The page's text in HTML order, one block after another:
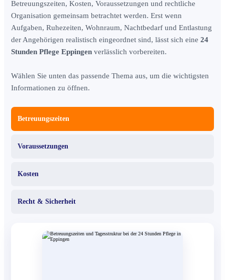
Betreuungszeiten, Kosten, Voraussetzungen und rechtliche
Organisation gemeinsam betrachtet werden. Erst wenn
Aufgaben, Ruhezeiten, Wohnraum, Nachtbedarf und Entlastung
der Angehörigen realistisch eingeordnet sind, lässt sich eine 24
Stunden Pflege Eppingen verlässlich vorbereiten.
Wählen Sie unten das passende Thema aus, um die wichtigsten
Informationen zu öffnen.
Betreuungszeiten
Voraussetzungen
Kosten
Recht & Sicherheit